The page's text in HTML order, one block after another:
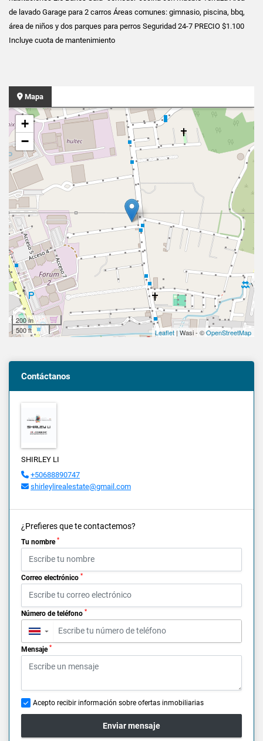
de lavado Garage para 2 carros Áreas comunes: gimnasio, piscina, bbq,
área de niños y dos parques para perros Seguridad 24-7 PRECIO $1.100
Incluye cuota de mantenimiento
Mapa
+
−
200 m
500 ft
Leaflet | Wasi - ©OpenStreetMap
Contáctanos
SHIRLEY LI
+50688890747
shirleylirealestate@gmail.com
¿Prefieres que te contactemos?
Tu nombre *
Correo electrónico *
Número de teléfono *
▼
Mensaje *
Acepto recibir información sobre ofertas inmobiliarias
Enviar mensaje